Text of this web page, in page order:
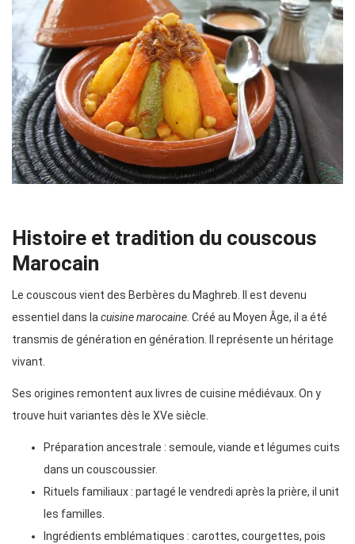
Histoire et tradition du couscous
Marocain
Le couscous vient des Berbères du Maghreb. Il est devenu
essentiel dans la cuisine marocaine . Créé au Moyen Âge, il a été
transmis de génération en génération. Il représente un héritage
vivant.
Ses origines remontent aux livres de cuisine médiévaux. On y
trouve huit variantes dès le XVe siècle.
Préparation ancestrale : semoule, viande et légumes cuits
dans un couscoussier.
Rituels familiaux : partagé le vendredi après la prière, il unit
les familles.
Ingrédients emblématiques : carottes, courgettes, pois